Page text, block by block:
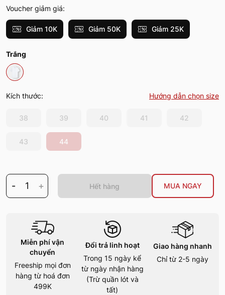
Voucher giảm giá:
Giảm 10K Giảm 50K Giảm 25K
Trắng
Kích thước: Hướng dẫn chọn size
38 39 40 41 42
43 44
- 1 + Hết hàng MUA NGAY
Miễn phí vận
chuyển
Freeship mọi đơn
hàng từ hoá đơn
499K
Đổi trả linh hoạt
Trong 15 ngày kể
từ ngày nhận hàng
(Trừ quần lót và
tất)
Giao hàng nhanh
Chỉ từ 2-5 ngày